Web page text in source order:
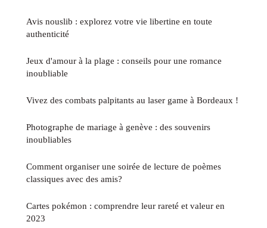
Avis nouslib : explorez votre vie libertine en toute
authenticité
Jeux d'amour à la plage : conseils pour une romance
inoubliable
Vivez des combats palpitants au laser game à Bordeaux !
Photographe de mariage à genève : des souvenirs
inoubliables
Comment organiser une soirée de lecture de poèmes
classiques avec des amis?
Cartes pokémon : comprendre leur rareté et valeur en
2023